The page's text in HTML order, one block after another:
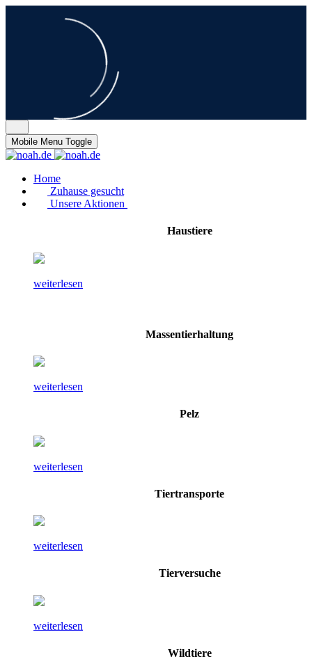
Mobile Menu Toggle
Home
Zuhause gesucht
Unsere Aktionen
Haustiere
weiterlesen
Massentierhaltung
weiterlesen
Pelz
weiterlesen
Tiertransporte
weiterlesen
Tierversuche
weiterlesen
Wildtiere